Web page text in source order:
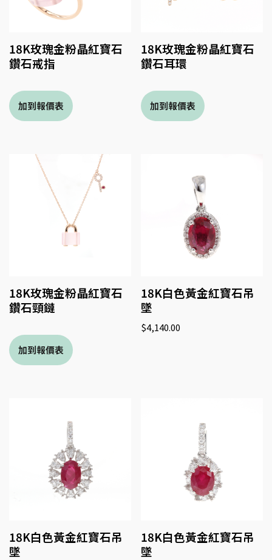
18K玫瑰金粉晶紅寶石
鑽石戒指
18K玫瑰金粉晶紅寶石
鑽石耳環
18K玫瑰金粉晶紅寶石
鑽石頸鏈
18K白色黃金紅寶石吊
墜
$4,140.00
18K白色黃金紅寶石吊
墜
18K白色黃金紅寶石吊
墜